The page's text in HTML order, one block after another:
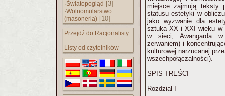
·Światopogląd [3]
·Wolnomularstwo
(masoneria) [10]
Przejdź do Racjonalisty
Listy od czytelników
miejsce zajmują teksty
statusu estetyki w
jako wyzwanie dla
sztuka XX i XXI wieku w
w sieci, Awangarda w
zerwaniem) i
kulturowej narzucanej
wszechpołączalności).
SPIS TREŚCI
Rozdział I